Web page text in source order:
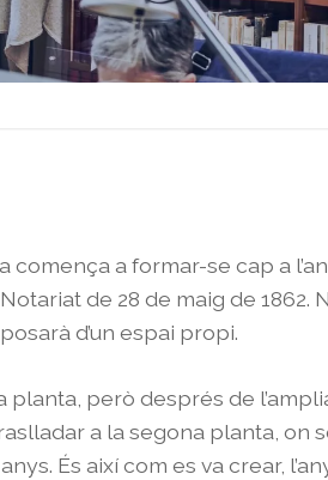
comença a formar-se cap a
de 28 de maig de
d’un espai propi.
però després de
a la segona planta, on
És així com es va crear,